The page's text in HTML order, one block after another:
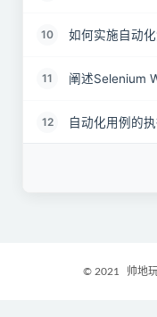
10 如何实施自动化
11 阐述Selenium
12 自动化用例的
Web自动化时
别？© 2021 帅地